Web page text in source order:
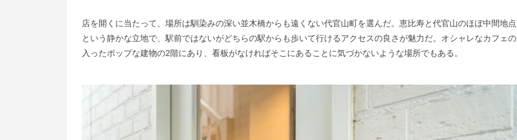
店を開くに当たって、場所は馴染みの深い並木橋からも遠くない代官山町を選んだ。恵比寿と代官山のほぼ中間地点
という静かな立地で、駅前ではないがどちらの駅からも歩いて行けるアクセスの良さが魅力だ。オシャレなカフェの
入ったポップな建物の2階にあり、看板がなければそこにあることに気づかないような場所でもある。